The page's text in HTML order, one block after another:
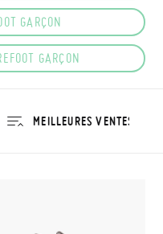
GARÇON
GARÇON